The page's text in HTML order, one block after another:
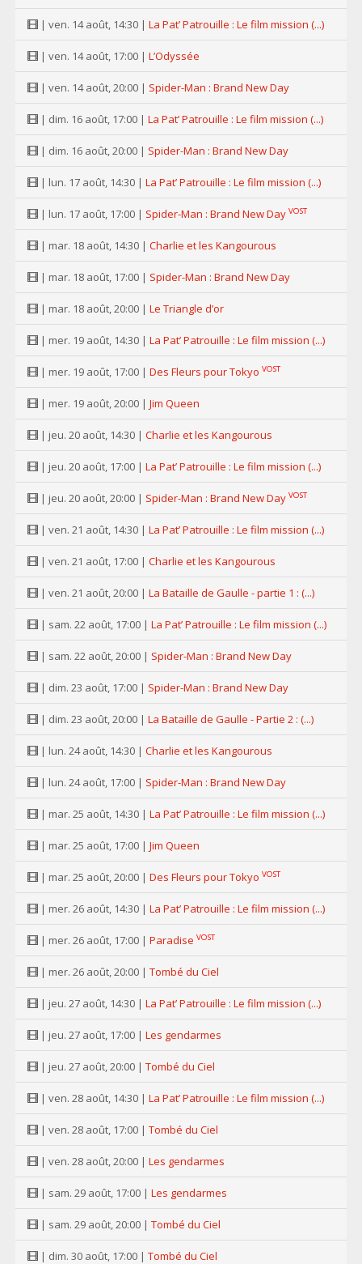
| ven. 14 août, 14:30 | La Pat’ Patrouille : Le film mission (...)
| ven. 14 août, 17:00 | L’Odyssée
| ven. 14 août, 20:00 | Spider-Man : Brand New Day
| dim. 16 août, 17:00 | La Pat’ Patrouille : Le film mission (...)
| dim. 16 août, 20:00 | Spider-Man : Brand New Day
| lun. 17 août, 14:30 | La Pat’ Patrouille : Le film mission (...)
| lun. 17 août, 17:00 | Spider-Man : Brand New Day VOST
| mar. 18 août, 14:30 | Charlie et les Kangourous
| mar. 18 août, 17:00 | Spider-Man : Brand New Day
| mar. 18 août, 20:00 | Le Triangle d’or
| mer. 19 août, 14:30 | La Pat’ Patrouille : Le film mission (...)
| mer. 19 août, 17:00 | Des Fleurs pour Tokyo VOST
| mer. 19 août, 20:00 | Jim Queen
| jeu. 20 août, 14:30 | Charlie et les Kangourous
| jeu. 20 août, 17:00 | La Pat’ Patrouille : Le film mission (...)
| jeu. 20 août, 20:00 | Spider-Man : Brand New Day VOST
| ven. 21 août, 14:30 | La Pat’ Patrouille : Le film mission (...)
| ven. 21 août, 17:00 | Charlie et les Kangourous
| ven. 21 août, 20:00 | La Bataille de Gaulle - partie 1 : (...)
| sam. 22 août, 17:00 | La Pat’ Patrouille : Le film mission (...)
| sam. 22 août, 20:00 | Spider-Man : Brand New Day
| dim. 23 août, 17:00 | Spider-Man : Brand New Day
| dim. 23 août, 20:00 | La Bataille de Gaulle - Partie 2 : (...)
| lun. 24 août, 14:30 | Charlie et les Kangourous
| lun. 24 août, 17:00 | Spider-Man : Brand New Day
| mar. 25 août, 14:30 | La Pat’ Patrouille : Le film mission (...)
| mar. 25 août, 17:00 | Jim Queen
| mar. 25 août, 20:00 | Des Fleurs pour Tokyo VOST
| mer. 26 août, 14:30 | La Pat’ Patrouille : Le film mission (...)
| mer. 26 août, 17:00 | Paradise VOST
| mer. 26 août, 20:00 | Tombé du Ciel
| jeu. 27 août, 14:30 | La Pat’ Patrouille : Le film mission (...)
| jeu. 27 août, 17:00 | Les gendarmes
| jeu. 27 août, 20:00 | Tombé du Ciel
| ven. 28 août, 14:30 | La Pat’ Patrouille : Le film mission (...)
| ven. 28 août, 17:00 | Tombé du Ciel
| ven. 28 août, 20:00 | Les gendarmes
| sam. 29 août, 17:00 | Les gendarmes
| sam. 29 août, 20:00 | Tombé du Ciel
| dim. 30 août, 17:00 | Tombé du Ciel